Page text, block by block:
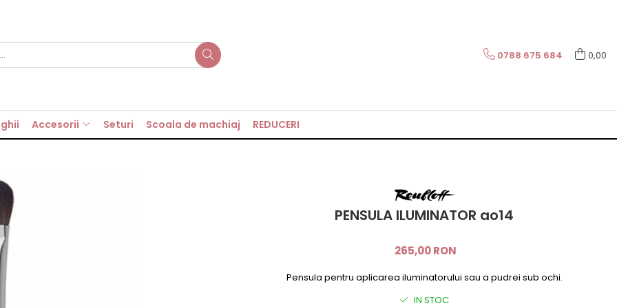
0788 675 684 0,00
Accesorii Seturi Scoala de machiaj REDUCERI
PENSULA ILUMINATOR ao14
265,00 RON
Pensula pentru aplicarea iluminatorului sau a pudrei sub ochi.
IN STOC